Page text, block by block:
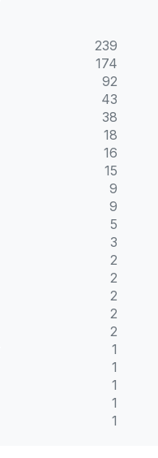
239
174
92
43
38
18
16
15
9
9
5
3
2
2
2
2
2
1
1
1
1
1